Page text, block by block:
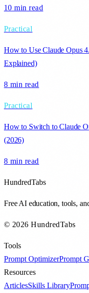
10 min read
Practical
How to Use Claude Opus
Explained)
8 min read
Practical
How to Switch to Claude
(2026)
8 min read
HundredTabs
Free AI education, tools,
© 2026 HundredTabs
Tools
Prompt OptimizerPrompt
Resources
ArticlesSkills Library